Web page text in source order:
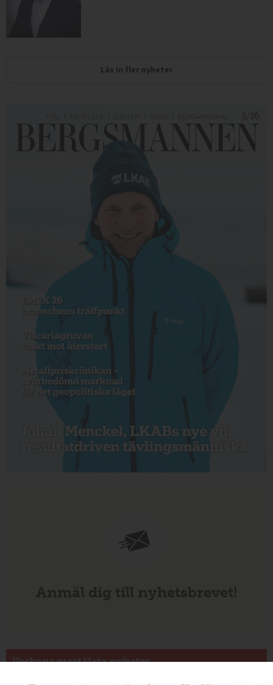
Läs in fler nyheter
Veckans mest lästa nyheter